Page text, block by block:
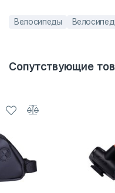
Велосипеды
Сопутствующие